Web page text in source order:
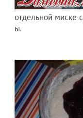
отдельной миске
ы.